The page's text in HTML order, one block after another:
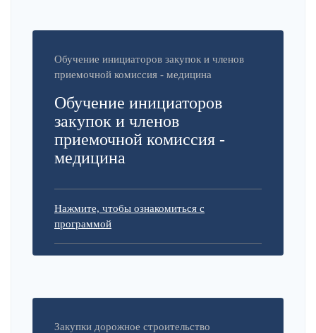
Обучение инициаторов закупок и членов
приемочной комиссия - медицина
Обучение инициаторов
закупок и членов
приемочной комиссия -
медицина
Нажмите, чтобы ознакомиться с
программой
Закупки дорожное строительство